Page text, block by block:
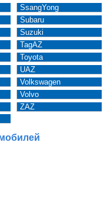
SsangYong
Subaru
Suzuki
TagAZ
Toyota
UAZ
Volkswagen
Volvo
ZAZ